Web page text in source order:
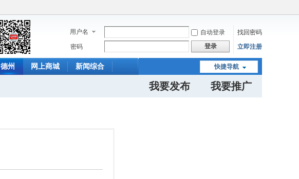
用户名 自动登录
找回密码
密码
登录 立即注册
快捷导航
德州 网上商城 新闻综合
我要发布 我要推广